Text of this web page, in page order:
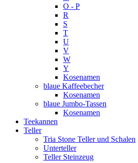
O - P
R
S
T
U
V
W
Y
Kosenamen
blaue Kaffeebecher
Kosenamen
blaue Jumbo-Tassen
Kosenamen
Teekannen
Teller
Tria Stone Teller und Schalen
Unterteller
Teller Steinzeug